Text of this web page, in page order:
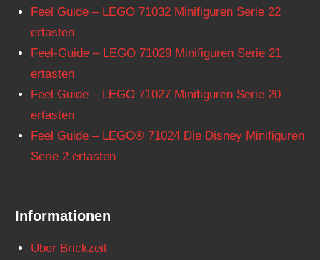
Feel Guide – LEGO 71032 Minifiguren Serie 22
ertasten
Feel-Guide – LEGO 71029 Minifiguren Serie 21
ertasten
Feel Guide – LEGO 71027 Minifiguren Serie 20
ertasten
Feel Guide – LEGO® 71024 Die Disney Minifiguren
Serie 2 ertasten
Informationen
Über Brickzeit